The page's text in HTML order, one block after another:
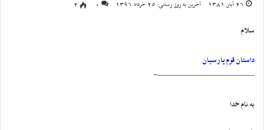
26 آبان 1381 آخرین به روز رسانی: 25 خرداد 1396 0
2
سلام
داستان قوم پارسیان
———————————-
به نام خدا